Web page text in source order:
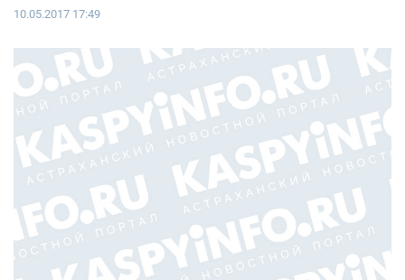
10.05.2017 17:49